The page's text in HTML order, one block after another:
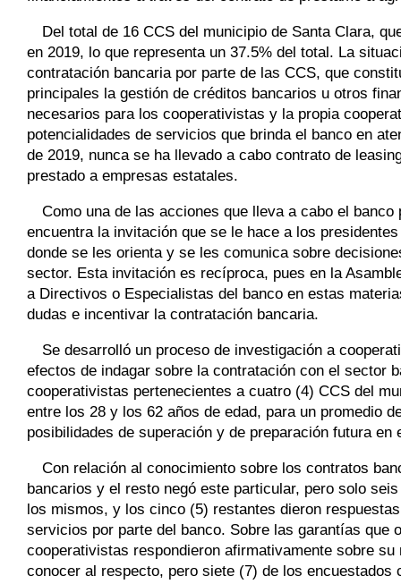
Del total de 16 CCS del municipio de Santa Clara,
en 2019, lo que representa un 37.5% del total. La
contratación bancaria por parte de las CCS, que
principales la gestión de créditos bancarios u otros
necesarios para los cooperativistas y la propia
potencialidades de servicios que brinda el banco en
de 2019, nunca se ha llevado a cabo contrato de
prestado a empresas estatales.
Como una de las acciones que lleva a cabo el
encuentra la invitación que se le hace a los
donde se les orienta y se les comunica sobre
sector. Esta invitación es recíproca, pues en la
a Directivos o Especialistas del banco en estas
dudas e incentivar la contratación bancaria.
Se desarrolló un proceso de investigación a
efectos de indagar sobre la contratación con el sector
cooperativistas pertenecientes a cuatro (4) CCS del
entre los 28 y los 62 años de edad, para un promedio
posibilidades de superación y de preparación futura en
Con relación al conocimiento sobre los contratos
bancarios y el resto negó este particular, pero solo
los mismos, y los cinco (5) restantes dieron
servicios por parte del banco. Sobre las garantías
cooperativistas respondieron afirmativamente sobre
conocer al respecto, pero siete (7) de los